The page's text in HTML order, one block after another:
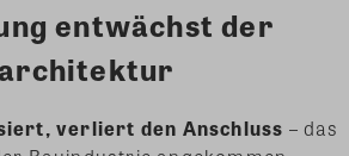
entwächst der
verliert den Anschluss – das